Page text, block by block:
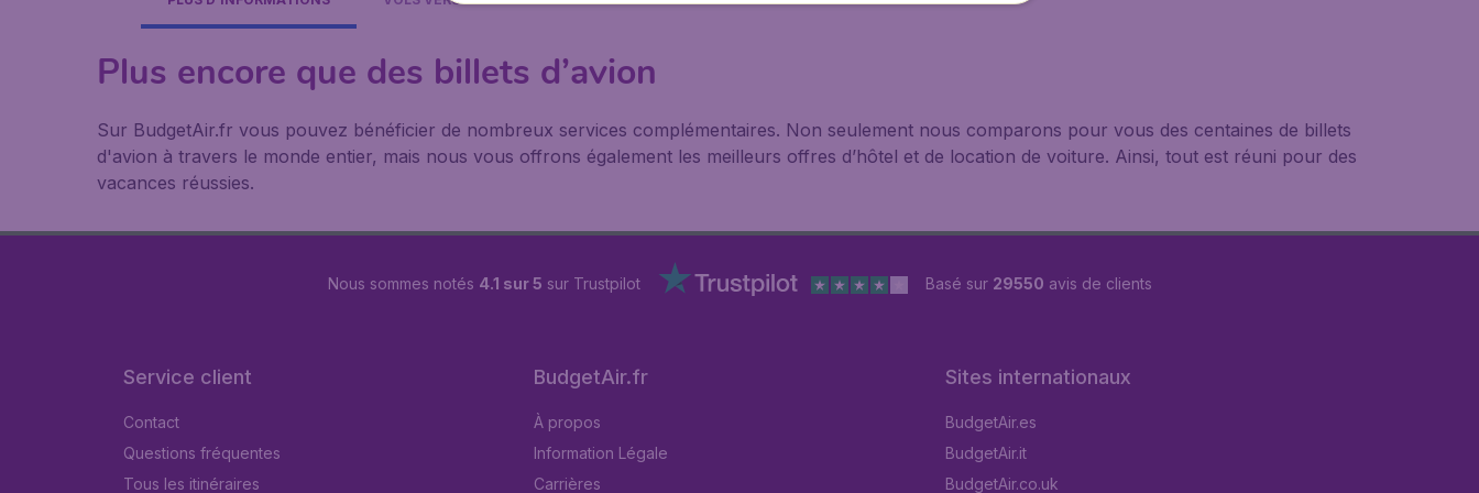
Plus encore que des billets d’avion
Sur BudgetAir.fr vous pouvez bénéficier de nombreux services complémentaires. Non seulement nous comparons pour vous des centaines de billets
d'avion à travers le monde entier, mais nous vous offrons également les meilleurs offres d’hôtel et de location de voiture. Ainsi, tout est réuni pour des
vacances réussies.
Nous sommes notés 4.1 sur 5 sur Trustpilot Basé sur 29550 avis de clients
Service client
Contact
Questions fréquentes
Tous les itinéraires
BudgetAir.fr
À propos
Information Légale
Carrières
Sites internationaux
BudgetAir.es
BudgetAir.it
BudgetAir.co.uk